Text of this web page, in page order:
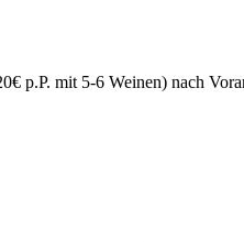
p.P. mit 5-6 Weinen) nach